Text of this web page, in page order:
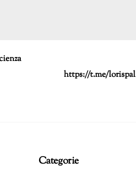
https://t.me/lorispal
Categorie